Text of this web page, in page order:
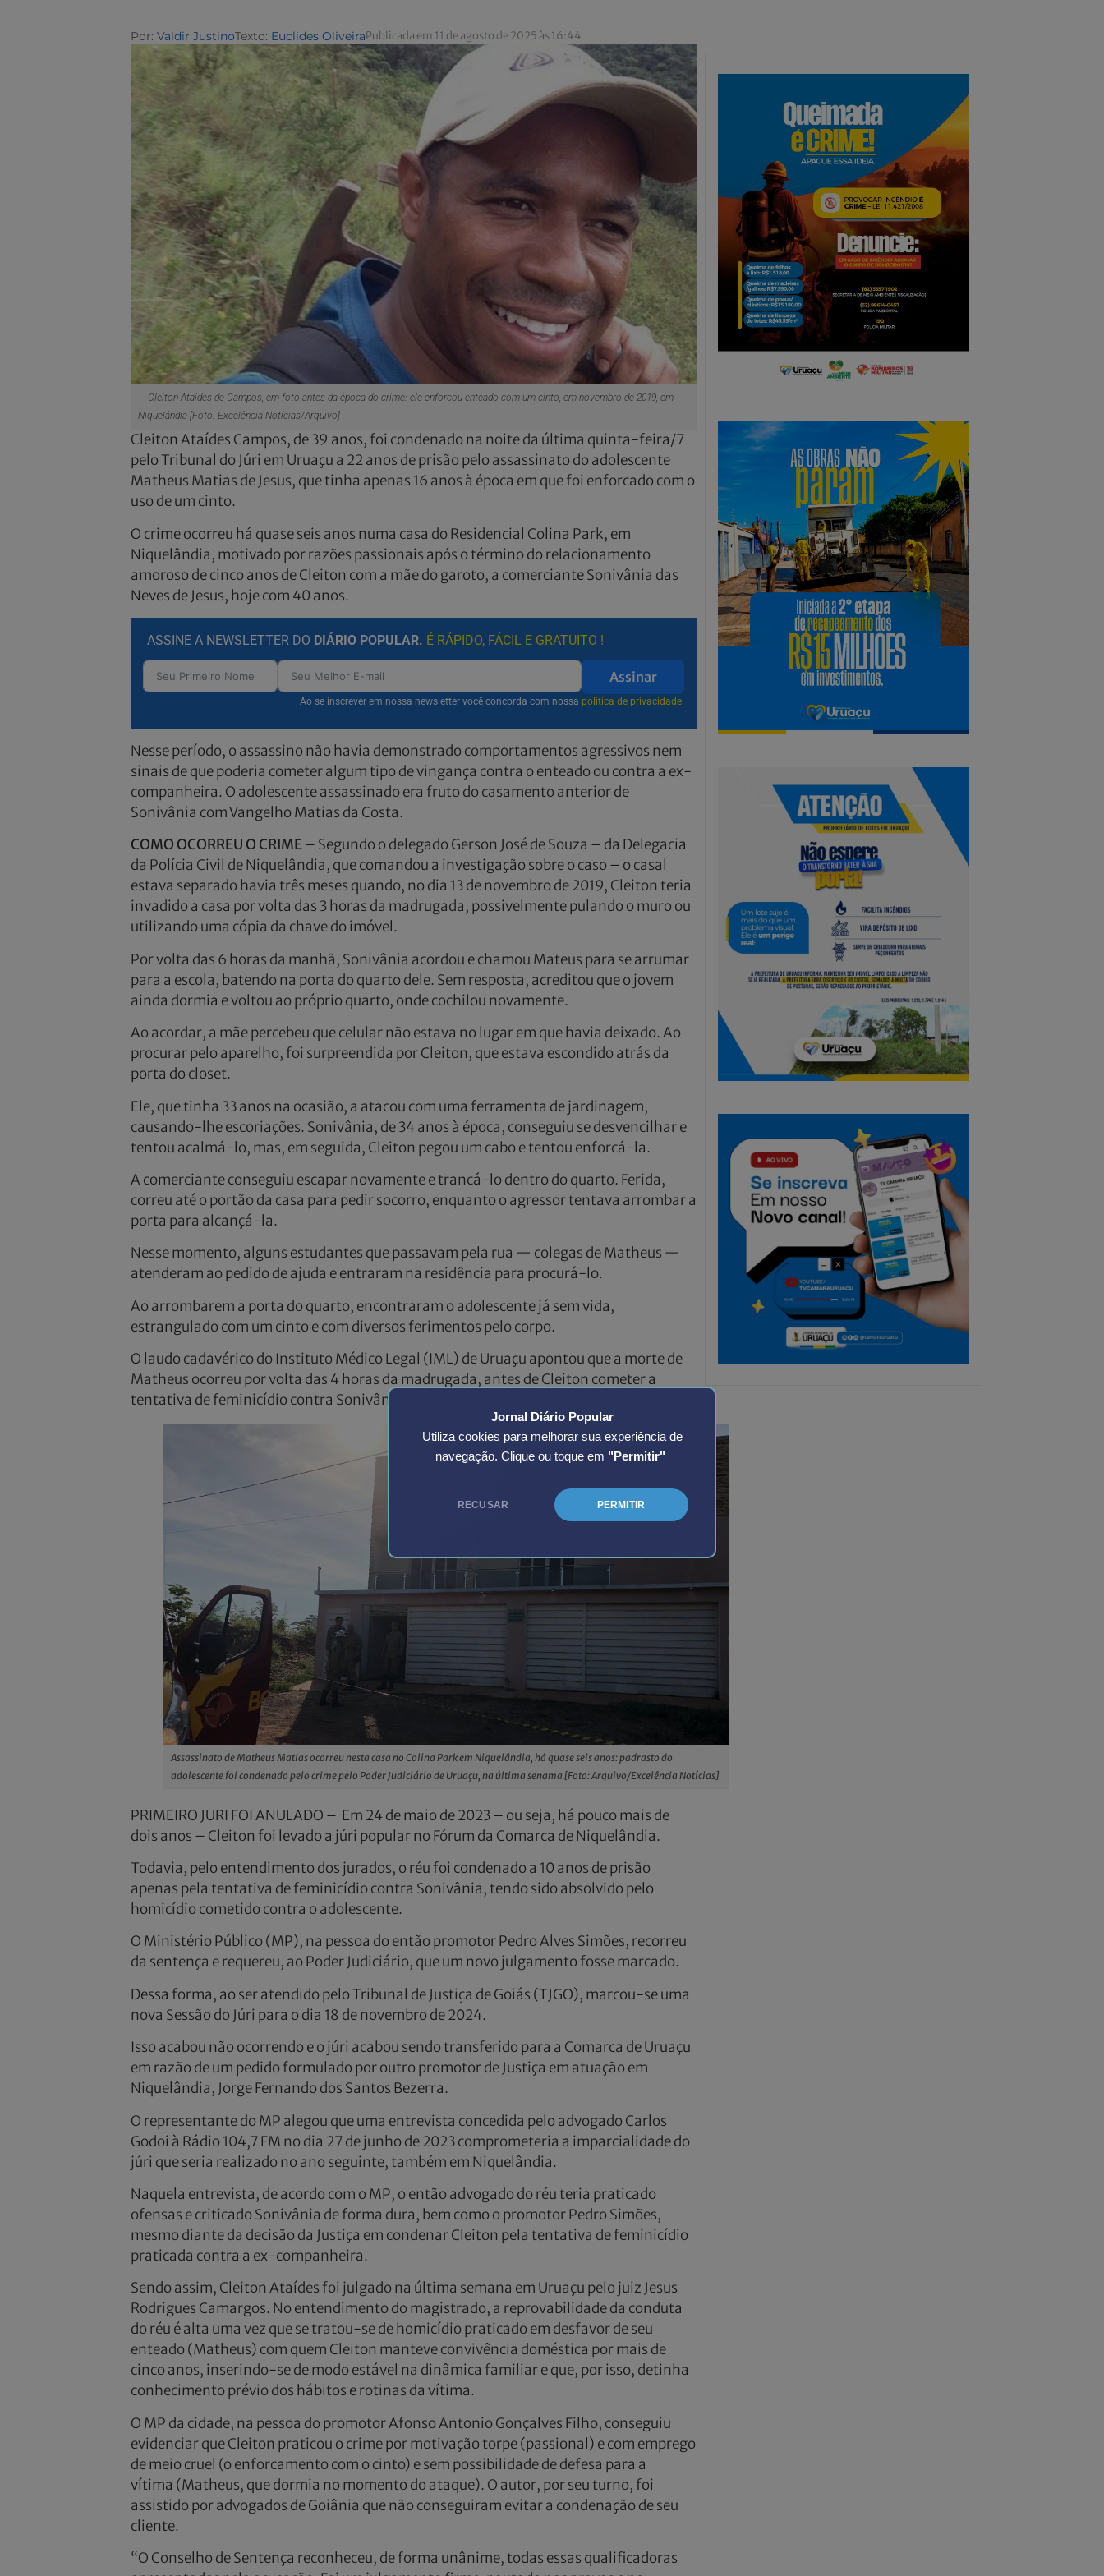
Jornal Diário Popular
Utiliza cookies para melhorar sua experiência de
navegação. Clique ou toque em "Permitir"
RECUSAR PERMITIR
Por: Valdir JustinoTexto: Euclides OliveiraPublicada em 11 de agosto de 2025 às 16:44
Cleiton Ataídes de Campos, em foto antes da época do crime: ele enforcou enteado com um cinto, em novembro de 2019, em
Niquelândia [Foto: Excelência Notícias/Arquivo]
Cleiton Ataídes Campos, de 39 anos, foi condenado na noite da última quinta-feira/7
pelo Tribunal do Júri em Uruaçu a 22 anos de prisão pelo assassinato do adolescente
Matheus Matias de Jesus, que tinha apenas 16 anos à época em que foi enforcado com o
uso de um cinto.
O crime ocorreu há quase seis anos numa casa do Residencial Colina Park, em
Niquelândia, motivado por razões passionais após o término do relacionamento
amoroso de cinco anos de Cleiton com a mãe do garoto, a comerciante Sonivânia das
Neves de Jesus, hoje com 40 anos.
ASSINE A NEWSLETTER DO DIÁRIO POPULAR. É RÁPIDO, FÁCIL E GRATUITO !
Assinar
Ao se inscrever em nossa newsletter você concorda com nossa política de privacidade.
Nesse período, o assassino não havia demonstrado comportamentos agressivos nem
sinais de que poderia cometer algum tipo de vingança contra o enteado ou contra a ex-
companheira. O adolescente assassinado era fruto do casamento anterior de
Sonivânia com Vangelho Matias da Costa.
COMO OCORREU O CRIME– Segundo o delegado Gerson José de Souza – da Delegacia
da Polícia Civil de Niquelândia, que comandou a investigação sobre o caso – o casal
estava separado havia três meses quando, no dia 13 de novembro de 2019, Cleiton teria
invadido a casa por volta das 3 horas da madrugada, possivelmente pulando o muro ou
utilizando uma cópia da chave do imóvel.
Por volta das 6 horas da manhã, Sonivânia acordou e chamou Mateus para se arrumar
para a escola, batendo na porta do quarto dele. Sem resposta, acreditou que o jovem
ainda dormia e voltou ao próprio quarto, onde cochilou novamente.
Ao acordar, a mãe percebeu que celular não estava no lugar em que havia deixado. Ao
procurar pelo aparelho, foi surpreendida por Cleiton, que estava escondido atrás da
porta do closet.
Ele, que tinha 33 anos na ocasião, a atacou com uma ferramenta de jardinagem,
causando-lhe escoriações. Sonivânia, de 34 anos à época, conseguiu se desvencilhar e
tentou acalmá-lo, mas, em seguida, Cleiton pegou um cabo e tentou enforcá-la.
A comerciante conseguiu escapar novamente e trancá-lo dentro do quarto. Ferida,
correu até o portão da casa para pedir socorro, enquanto o agressor tentava arrombar a
porta para alcançá-la.
Nesse momento, alguns estudantes que passavam pela rua — colegas de Matheus —
atenderam ao pedido de ajuda e entraram na residência para procurá-lo.
Ao arrombarem a porta do quarto, encontraram o adolescente já sem vida,
estrangulado com um cinto e com diversos ferimentos pelo corpo.
O laudo cadavérico do Instituto Médico Legal (IML) de Uruaçu apontou que a morte de
Matheus ocorreu por volta das 4 horas da madrugada, antes de Cleiton cometer a
tentativa de feminicídio contra Sonivânia.
Assassinato de Matheus Matias ocorreu nesta casa no Colina Park em Niquelândia, há quase seis anos: padrasto do
adolescente foi condenado pelo crime pelo Poder Judiciário de Uruaçu, na última senama [Foto: Arquivo/Excelência Notícias]
PRIMEIRO JURI FOI ANULADO – Em 24 de maio de 2023 – ou seja, há pouco mais de
dois anos – Cleiton foi levado a júri popular no Fórum da Comarca de Niquelândia.
Todavia, pelo entendimento dos jurados, o réu foi condenado a 10 anos de prisão
apenas pela tentativa de feminicídio contra Sonivânia, tendo sido absolvido pelo
homicídio cometido contra o adolescente.
O Ministério Público (MP), na pessoa do então promotor Pedro Alves Simões, recorreu
da sentença e requereu, ao Poder Judiciário, que um novo julgamento fosse marcado.
Dessa forma, ao ser atendido pelo Tribunal de Justiça de Goiás (TJGO), marcou-se uma
nova Sessão do Júri para o dia 18 de novembro de 2024.
Isso acabou não ocorrendo e o júri acabou sendo transferido para a Comarca de Uruaçu
em razão de um pedido formulado por outro promotor de Justiça em atuação em
Niquelândia, Jorge Fernando dos Santos Bezerra.
O representante do MP alegou que uma entrevista concedida pelo advogado Carlos
Godoi à Rádio 104,7 FM no dia 27 de junho de 2023 comprometeria a imparcialidade do
júri que seria realizado no ano seguinte, também em Niquelândia.
Naquela entrevista, de acordo com o MP, o então advogado do réu teria praticado
ofensas e criticado Sonivânia de forma dura, bem como o promotor Pedro Simões,
mesmo diante da decisão da Justiça em condenar Cleiton pela tentativa de feminicídio
praticada contra a ex-companheira.
Sendo assim, Cleiton Ataídes foi julgado na última semana em Uruaçu pelo juiz Jesus
Rodrigues Camargos. No entendimento do magistrado, a reprovabilidade da conduta
do réu é alta uma vez que se tratou-se de homicídio praticado em desfavor de seu
enteado (Matheus) com quem Cleiton manteve convivência doméstica por mais de
cinco anos, inserindo-se de modo estável na dinâmica familiar e que, por isso, detinha
conhecimento prévio dos hábitos e rotinas da vítima.
O MP da cidade, na pessoa do promotor Afonso Antonio Gonçalves Filho, conseguiu
evidenciar que Cleiton praticou o crime por motivação torpe (passional) e com emprego
de meio cruel (o enforcamento com o cinto) e sem possibilidade de defesa para a
vítima (Matheus, que dormia no momento do ataque). O autor, por seu turno, foi
assistido por advogados de Goiânia que não conseguiram evitar a condenação de seu
cliente.
“O Conselho de Sentença reconheceu, de forma unânime, todas essas qualificadoras